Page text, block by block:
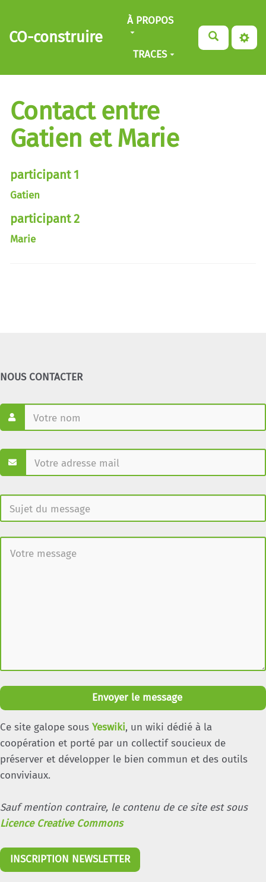
Aller au contenu principal
CO-construire
À PROPOS
TRACES
Contact entre
Gatien et Marie
participant 1
Gatien
participant 2
Marie
NOUS CONTACTER
Envoyer le message
Ce site galope sous Yeswiki, un wiki dédié à la
coopération et porté par un collectif soucieux de
préserver et développer le bien commun et des outils
conviviaux.
Sauf mention contraire, le contenu de ce site est sous
Licence Creative Commons
INSCRIPTION NEWSLETTER